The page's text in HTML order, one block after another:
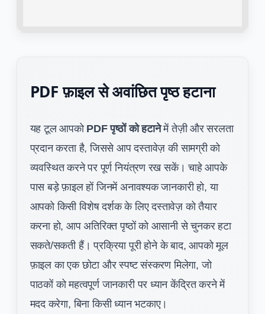
PDF फ़ाइल से अवांछित पृष्ठ हटाना
यह टूल आपकोPDF पृष्ठों को हटानेमें तेज़ी और सरलता
प्रदान करता है, जिससे आप दस्तावेज़ की सामग्री को
व्यवस्थित करने पर पूर्ण नियंत्रण रख सकें। चाहे आपके
पास बड़े फ़ाइल हों जिनमें अनावश्यक जानकारी हो, या
आपको किसी विशेष दर्शक के लिए दस्तावेज़ को तैयार
करना हो, आप अतिरिक्त पृष्ठों को आसानी से चुनकर हटा
सकते/सकती हैं। प्रक्रिया पूरी होने के बाद, आपको मूल
फ़ाइल का एक छोटा और स्पष्ट संस्करण मिलेगा, जो
पाठकों को महत्वपूर्ण जानकारी पर ध्यान केंद्रित करने में
मदद करेगा, बिना किसी ध्यान भटकाए।